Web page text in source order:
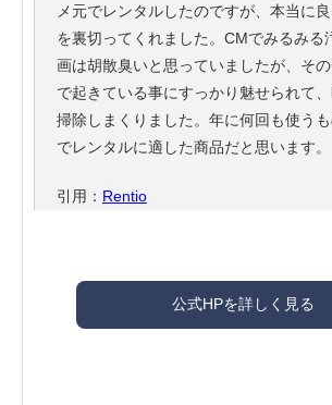
メ元でレンタルしたのですが、本当に
を裏切ってくれました。CMでみるみる
画は胡散臭いと思っていましたが、そ
で起きている事にすっかり魅せられて
掃除しまくりました。年に何回も使う
でレンタルに適した商品だと思います。
引用： Rentio
公式HPを詳しく見る